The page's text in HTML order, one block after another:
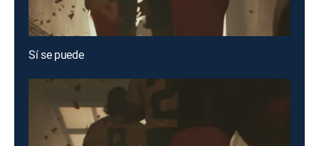
Sí se puede